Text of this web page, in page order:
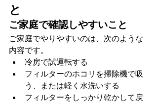
と
ご家庭で確認しやすいこと
ご家庭でやりやすいのは、次のような
内容です。
冷房で試運転する
フィルターのホコリを掃除機で吸
う、または軽く水洗いする
フィルターをしっかり乾かして戻